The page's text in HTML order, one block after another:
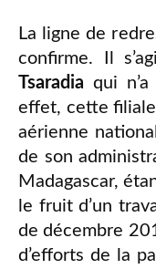
La ligne de
confirme. Il
Tsaradia qui
effet, cette
aérienne
de son
Madagascar,
le fruit d’un
de décembre
d’efforts de la